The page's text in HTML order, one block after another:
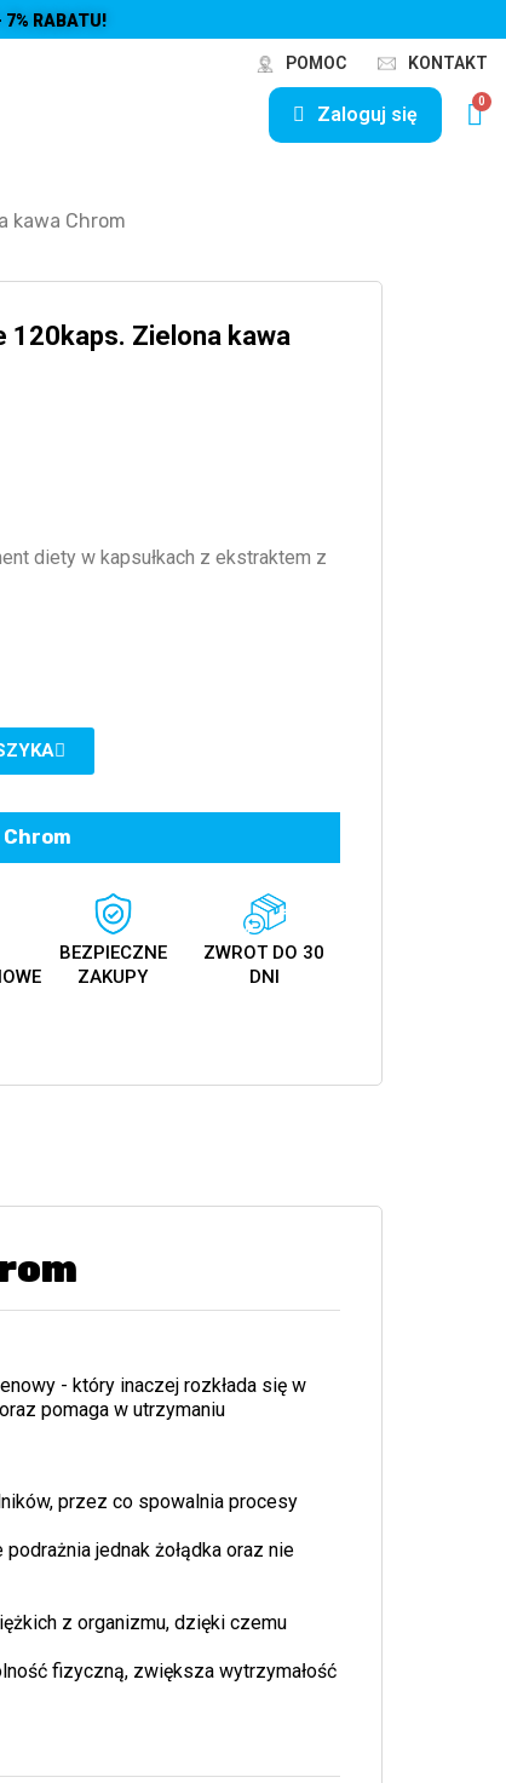
7% RABATU!
POMOC KONTAKT
Zaloguj się
kawa Chrom
120kaps. Zielona kawa
diety w kapsułkach z ekstraktem z
Chrom
BEZPIECZNE
ZAKUPY
ZWROT DO 30
DNI
- który inaczej rozkłada się w
pomaga w utrzymaniu
przez co spowalnia procesy
jednak żołądka oraz nie
z organizmu, dzięki czemu
fizyczną, zwiększa wytrzymałość